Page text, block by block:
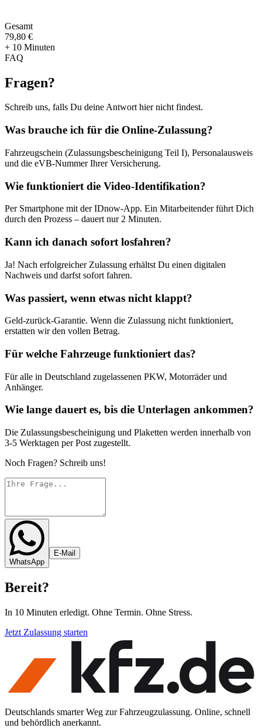
Gesamt
79,80 €
+ 10 Minuten
FAQ
Fragen?
Schreib uns, falls Du deine Antwort hier nicht findest.
Was brauche ich für die Online-Zulassung?
Fahrzeugschein (Zulassungsbescheinigung Teil I), Personalausweis
und die eVB-Nummer Ihrer Versicherung.
Wie funktioniert die Video-Identifikation?
Per Smartphone mit der IDnow-App. Ein Mitarbeitender führt Dich
durch den Prozess – dauert nur 2 Minuten.
Kann ich danach sofort losfahren?
Ja! Nach erfolgreicher Zulassung erhältst Du einen digitalen
Nachweis und darfst sofort fahren.
Was passiert, wenn etwas nicht klappt?
Geld-zurück-Garantie. Wenn die Zulassung nicht funktioniert,
erstatten wir den vollen Betrag.
Für welche Fahrzeuge funktioniert das?
Für alle in Deutschland zugelassenen PKW, Motorräder und
Anhänger.
Wie lange dauert es, bis die Unterlagen ankommen?
Die Zulassungsbescheinigung und Plaketten werden innerhalb von
3-5 Werktagen per Post zugestellt.
Noch Fragen? Schreib uns!
WhatsApp
E-Mail
Bereit?
In 10 Minuten erledigt. Ohne Termin. Ohne Stress.
Jetzt Zulassung starten
Deutschlands smarter Weg zur Fahrzeugzulassung. Online, schnell
und behördlich anerkannt.